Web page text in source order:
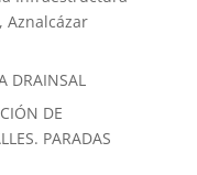
Aznalcázar
DRAINSAL
DE
PARADAS